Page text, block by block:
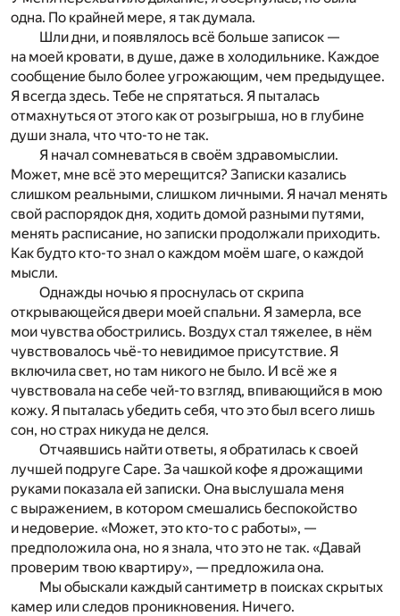
одна. По крайней мере, я так думала.
Шли дни, и появлялось всё больше записок —
на моей кровати, в душе, даже в холодильнике. Каждое
сообщение было более угрожающим, чем предыдущее.
Я всегда здесь. Тебе не спрятаться. Я пыталась
отмахнуться от этого как от розыгрыша, но в глубине
души знала, что что-то не так.
Я начал сомневаться в своём здравомыслии.
Может, мне всё это мерещится? Записки казались
слишком реальными, слишком личными. Я начал менять
свой распорядок дня, ходить домой разными путями,
менять расписание, но записки продолжали приходить.
Как будто кто-то знал о каждом моём шаге, о каждой
мысли.
Однажды ночью я проснулась от скрипа
открывающейся двери моей спальни. Я замерла, все
мои чувства обострились. Воздух стал тяжелее, в нём
чувствовалось чьё-то невидимое присутствие. Я
включила свет, но там никого не было. И всё же я
чувствовала на себе чей-то взгляд, впивающийся в мою
кожу. Я пыталась убедить себя, что это был всего лишь
сон, но страх никуда не делся.
Отчаявшись найти ответы, я обратилась к своей
лучшей подруге Саре. За чашкой кофе я дрожащими
руками показала ей записки. Она выслушала меня
с выражением, в котором смешались беспокойство
и недоверие. «Может, это кто-то с работы», —
предположила она, но я знала, что это не так. «Давай
проверим твою квартиру», — предложила она.
Мы обыскали каждый сантиметр в поисках скрытых
камер или следов проникновения. Ничего.